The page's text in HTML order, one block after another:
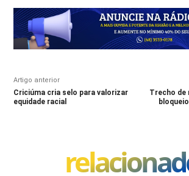
Artigo anterior
Criciúma cria selo para valorizar
equidade racial
Trecho de